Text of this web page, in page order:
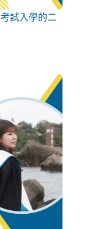
試入學的二